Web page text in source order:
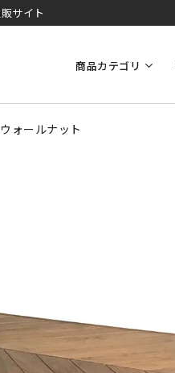
サイト
商品カテゴリ
ォールナット